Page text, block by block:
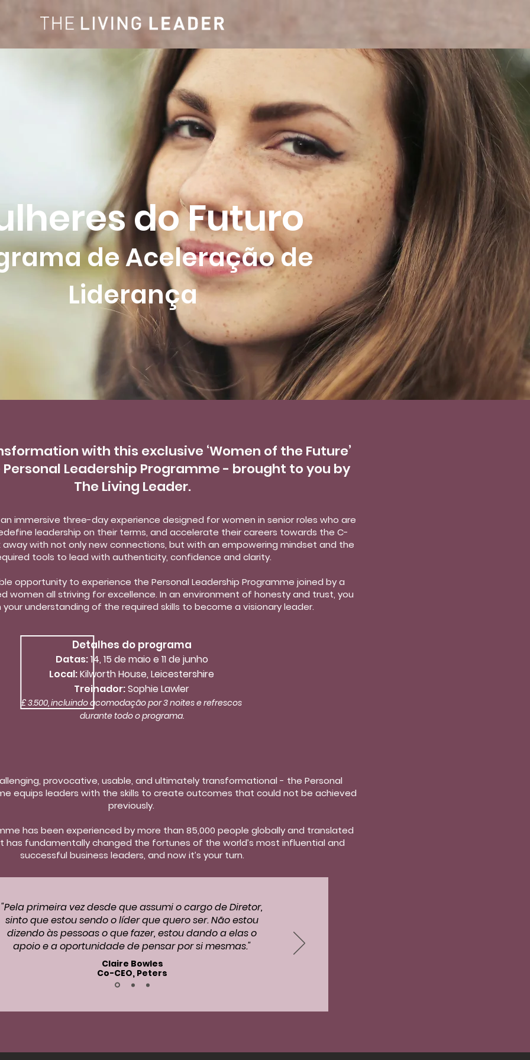
do Futuro
de Aceleração de
Liderança
with this exclusive ‘Women of the Future’
Leadership Programme - brought to you by
The Living Leader.
immersive three-day experience designed for women in senior roles who are
leadership on their terms, and accelerate their careers towards the C-
away with not only new connections, but with an empowering mindset and the
tools to lead with authenticity, confidence and clarity.
opportunity to experience the Personal Leadership Programme joined by a
women all striving for excellence. In an environment of honesty and trust, you
your understanding of the required skills to become a visionary leader.
provocative, usable, and ultimately transformational - the Personal
equips leaders with the skills to create outcomes that could not be achieved
previously.
has been experienced by more than 85,000 people globally and translated
has fundamentally changed the fortunes of the world’s most influential and
successful business leaders, and now it’s your turn.
"Pela primeira vez desde que assumi o cargo de Diretor,
sinto que estou sendo o líder que quero ser. Não estou
dizendo às pessoas o que fazer, estou dando a elas o
apoio e a oportunidade de pensar por si mesmas."
Claire Bowles
Co-CEO, Peters
Detalhes do programa
Datas:14, 15 de maio e 11 de junho
Local:Kilworth House, Leicestershire
Treinador:Sophie Lawler
£ 3.500, incluindo acomodação por 3 noites e refrescos
durante todo o programa.